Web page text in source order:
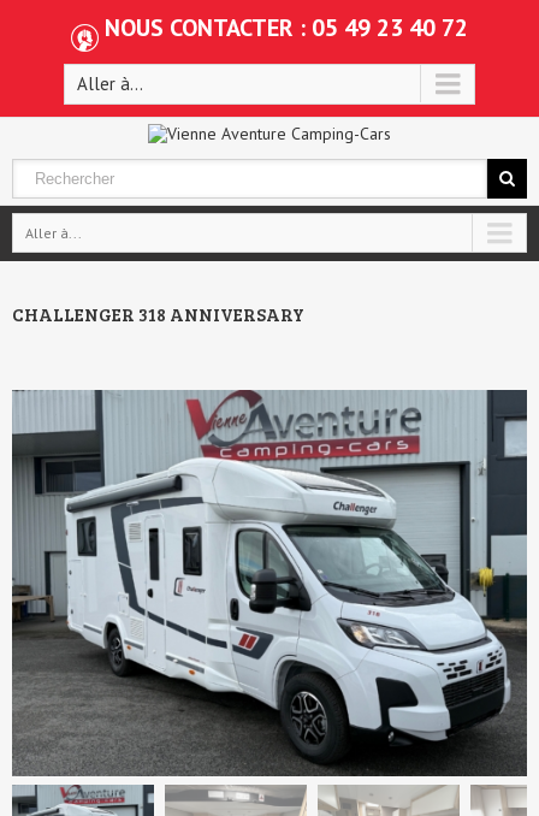
NOUS CONTACTER : 05 49 23 40 72
Aller à...
Aller à...
CHALLENGER 318 ANNIVERSARY